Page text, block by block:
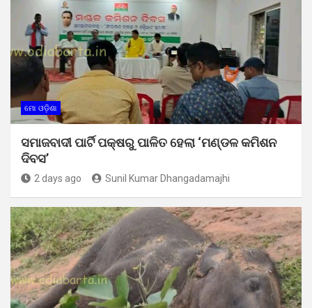
ମୋ ଓଡ଼ିଶା
ସମାଜବାଦୀ ପାର୍ଟି ପକ୍ଷରୁ ପାଳିତ ହେଲା ‘ମଣ୍ଡଳ କମିଶନ
ଦିବସ’
2 days ago Sunil Kumar Dhangadamajhi